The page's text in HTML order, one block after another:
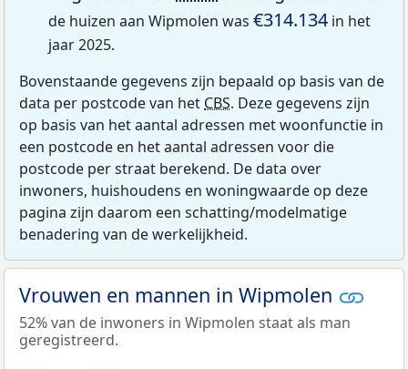
de huizen aan Wipmolen was €314.134 in het
jaar 2025.
Bovenstaande gegevens zijn bepaald op basis van de
data per postcode van het CBS. Deze gegevens zijn
op basis van het aantal adressen met woonfunctie in
een postcode en het aantal adressen voor die
postcode per straat berekend. De data over
inwoners, huishoudens en woningwaarde op deze
pagina zijn daarom een schatting/modelmatige
benadering van de werkelijkheid.
Vrouwen en mannen in Wipmolen
52% van de inwoners in Wipmolen staat als man
geregistreerd.